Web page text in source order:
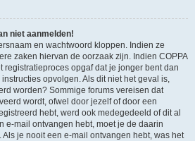
niet aanmelden!
en wachtwoord kloppen. Indien ze
zaken hiervan de oorzaak zijn. Indien COPPA
registratieproces opgaf dat je jonger bent dan
opvolgen. Als dit niet het geval is,
worden? Sommige forums vereisen dat
wordt, ofwel door jezelf of door een
hebt, werd ook medegedeeld of dit al
e-mail ontvangen hebt, moet je de daarin
je nooit een e-mail ontvangen hebt, was het